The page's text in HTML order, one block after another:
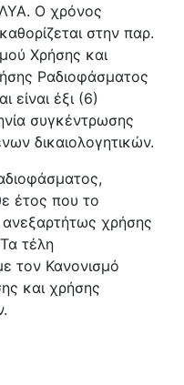
Ο χρόνος
στην παρ.
Χρήσης και
Ραδιοφάσματος
έξι (6)
συγκέντρωσης
δικαιολογητικών.
έτος που το
ανεξαρτήτως χρήσης
τέλη
τον Κανονισμό
και χρήσης